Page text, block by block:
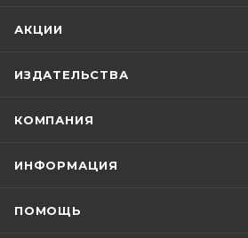
АКЦИИ
ИЗДАТЕЛЬСТВА
КОМПАНИЯ
ИНФОРМАЦИЯ
ПОМОЩЬ